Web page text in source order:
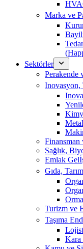
Marka ve
Sektörler
Perakende
Inovasyon,
Finansman
Sağlık,
Emlak
Gıda,
Turizm ve
Taşıma
Kara